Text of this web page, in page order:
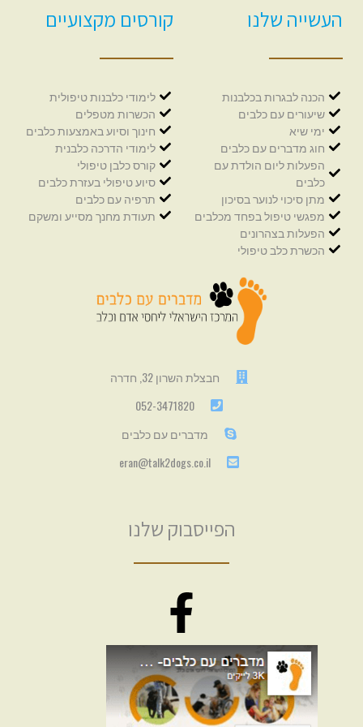
העשייה שלנו
הכנה לבגרות בכלבנות
שיעורים עם כלבים
ימי שיא
חוג מדברים עם כלבים
הפעלות ליום הולדת עם
כלבים
מתן סיכוי לנוער בסיכון
מפגשי טיפול בפחד מכלבים
הפעלות בצהרונים
הכשרת כלב טיפולי
קורסים מקצועיים
לימודי כלבנות טיפולית
הכשרות מטפלים
חינוך וסיוע באמצעות כלבים
לימודי הדרכה כלבנית
קורס כלבן טיפולי
סיוע טיפולי בעזרת כלבים
תרפיה עם כלבים
תעודת מחנך מסייע ומשקם
חבצלת השרון 32, חדרה
052-3471820
מדברים עם כלבים
eran@talk2dogs.co.il
הפייסבוק שלנו